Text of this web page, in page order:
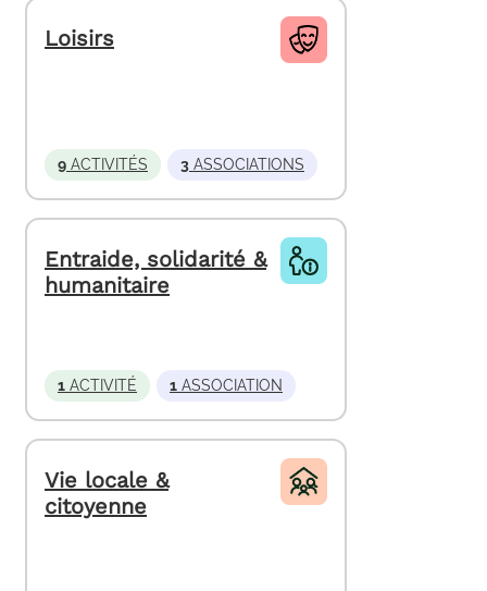
Loisirs
9 ACTIVITÉS 3 ASSOCIATIONS
Entraide, solidarité &
humanitaire
1 ACTIVITÉ 1 ASSOCIATION
Vie locale &
citoyenne